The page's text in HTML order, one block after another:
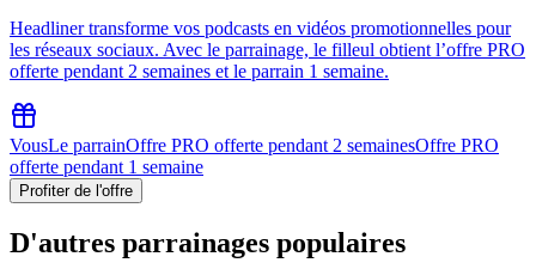
Headliner transforme vos podcasts en vidéos promotionnelles pour
les réseaux sociaux. Avec le parrainage, le filleul obtient l’offre PRO
offerte pendant 2 semaines et le parrain 1 semaine.
VousLe parrainOffre PRO offerte pendant 2 semainesOffre PRO
offerte pendant 1 semaine
Profiter de l'offre
D'autres parrainages populaires